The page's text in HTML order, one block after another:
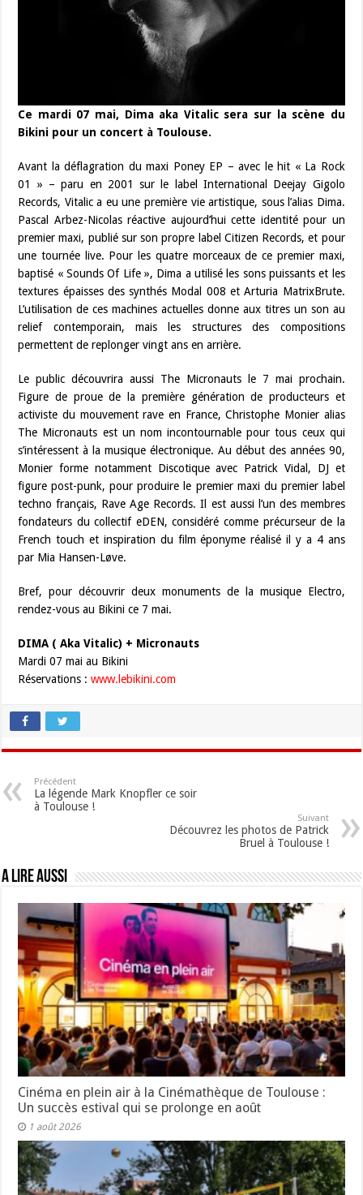
Ce mardi 07 mai, Dima aka Vitalic sera sur la scène du
Bikini pour un concert à Toulouse.
Avant la déflagration du maxi Poney EP – avec le hit « La Rock
01 » – paru en 2001 sur le label International Deejay Gigolo
Records, Vitalic a eu une première vie artistique, sous l’alias Dima.
Pascal Arbez-Nicolas réactive aujourd’hui cette identité pour un
premier maxi, publié sur son propre label Citizen Records, et pour
une tournée live. Pour les quatre morceaux de ce premier maxi,
baptisé « Sounds Of Life », Dima a utilisé les sons puissants et les
textures épaisses des synthés Modal 008 et Arturia MatrixBrute.
L’utilisation de ces machines actuelles donne aux titres un son au
relief contemporain, mais les structures des compositions
permettent de replonger vingt ans en arrière.
Le public découvrira aussi The Micronauts le 7 mai prochain.
Figure de proue de la première génération de producteurs et
activiste du mouvement rave en France, Christophe Monier alias
The Micronauts est un nom incontournable pour tous ceux qui
s’intéressent à la musique électronique. Au début des années 90,
Monier forme notamment Discotique avec Patrick Vidal, DJ et
figure post-punk, pour produire le premier maxi du premier label
techno français, Rave Age Records. Il est aussi l’un des membres
fondateurs du collectif eDEN, considéré comme précurseur de la
French touch et inspiration du film éponyme réalisé il y a 4 ans
par Mia Hansen-Løve.
Bref, pour découvrir deux monuments de la musique Electro,
rendez-vous au Bikini ce 7 mai.
DIMA ( Aka Vitalic) + Micronauts
Mardi 07 mai au Bikini
Réservations :www.lebikini.com
Précédent
La légende Mark Knopfler ce soir
à Toulouse !
Suivant
Découvrez les photos de Patrick
Bruel à Toulouse !
A lire aussi
Cinéma en plein air à la Cinémathèque de Toulouse :
Un succès estival qui se prolonge en août
1 août 2026